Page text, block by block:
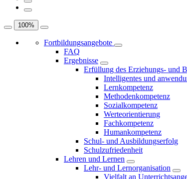
100%
Fortbildungsangebote
FAQ
Ergebnisse
Erfüllung des Erziehungs- und
Intelligentes und
Lernkompetenz
Methodenkompetenz
Sozialkompetenz
Werteorientierung
Fachkompetenz
Humankompetenz
Schul- und Ausbildungserfolg
Schulzufriedenheit
Lehren und Lernen
Lehr- und Lernorganisation
Vielfalt an